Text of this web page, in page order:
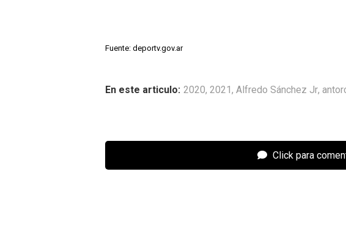
Fuente: deportv.gov.ar
En este articulo: 2020, 2021, Alfredo Sánchez Jr,
Click para